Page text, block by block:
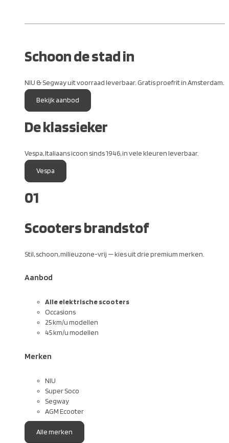
Schoon de stad in
NIU & Segway uit voorraad leverbaar. Gratis proefrit in Amsterdam.
Bekijk aanbod
De klassieker
Vespa, Italiaans icoon sinds 1946, in vele kleuren leverbaar.
Vespa
01
Scooters brandstof
Stil, schoon, milieuzone-vrij — kies uit drie premium merken.
Aanbod
Alle elektrische scooters
Occasions
25 km/u modellen
45 km/u modellen
Merken
NIU
Super Soco
Segway
AGM Ecooter
Alle merken